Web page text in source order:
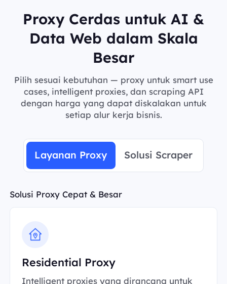
Proxy Cerdas untuk AI &
Data Web dalam Skala
Besar
Pilih sesuai kebutuhan — proxy untuk smart use
cases, intelligent proxies, dan scraping API
dengan harga yang dapat diskalakan untuk
setiap alur kerja bisnis.
Layanan Proxy Solusi Scraper
Solusi Proxy Cepat & Besar
Residential Proxy
Intelligent proxies yang dirancang untuk